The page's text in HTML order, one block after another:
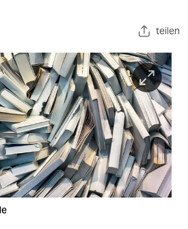
teilen